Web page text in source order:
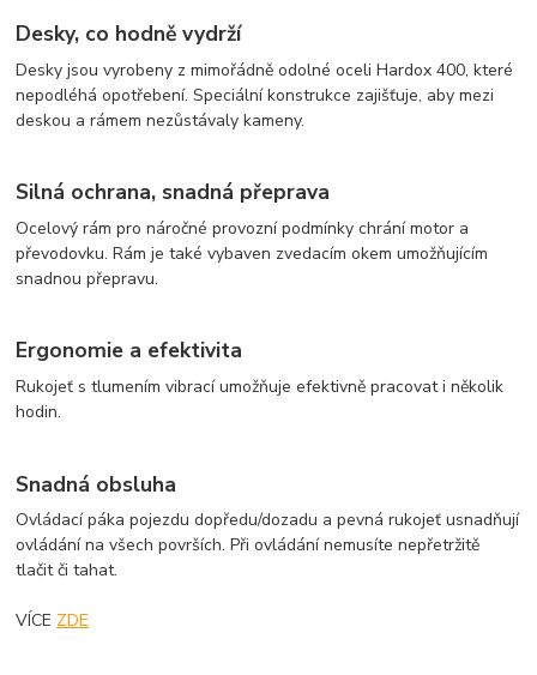
Desky, co hodně vydrží
Desky jsou vyrobeny z mimořádně odolné oceli Hardox 400, které
nepodléhá opotřebení. Speciální konstrukce zajišťuje, aby mezi
deskou a rámem nezůstávaly kameny.
Silná ochrana, snadná přeprava
Ocelový rám pro náročné provozní podmínky chrání motor a
převodovku. Rám je také vybaven zvedacím okem umožňujícím
snadnou přepravu.
Ergonomie a efektivita
Rukojeť s tlumením vibrací umožňuje efektivně pracovat i několik
hodin.
Snadná obsluha
Ovládací páka pojezdu dopředu/dozadu a pevná rukojeť usnadňují
ovládání na všech površích. Při ovládání nemusíte nepřetržitě
tlačit či tahat.
VÍCE ZDE